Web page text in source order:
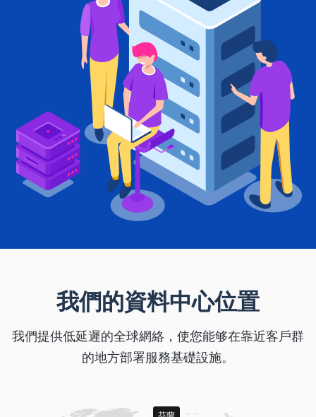
我們的資料中心位置
我們提供低延遲的全球網絡，使您能够在靠近客戶群
的地方部署服務基礎設施。